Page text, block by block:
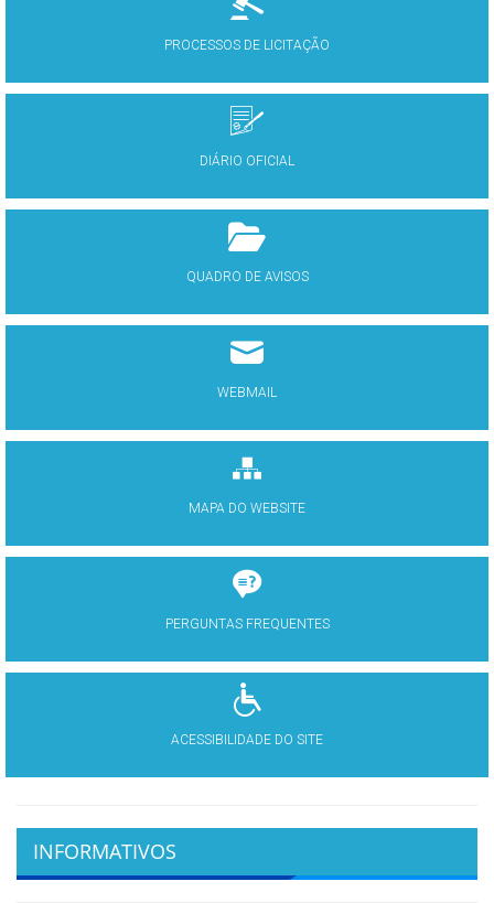
PROCESSOS DE LICITAÇÃO
DIÁRIO OFICIAL
QUADRO DE AVISOS
WEBMAIL
MAPA DO WEBSITE
PERGUNTAS FREQUENTES
ACESSIBILIDADE DO SITE
INFORMATIVOS